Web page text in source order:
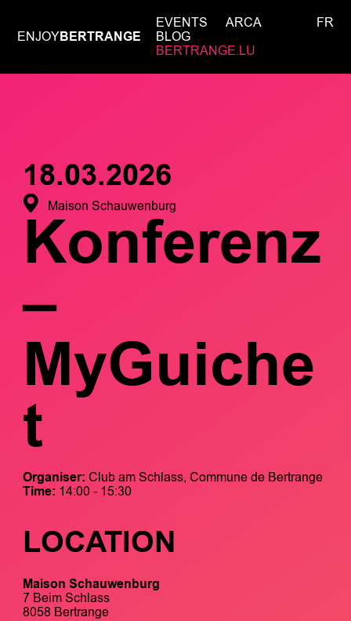
ENJOYBERTRANGE
EVENTS
ARCA
BLOG
BERTRANGE.LU
FR
18.03.2026
Maison Schauwenburg
Konferenz
–
MyGuiche
t
Organiser: Club am Schlass, Commune de Bertrange
Time: 14:00 - 15:30
LOCATION
Maison Schauwenburg
7 Beim Schlass
8058 Bertrange